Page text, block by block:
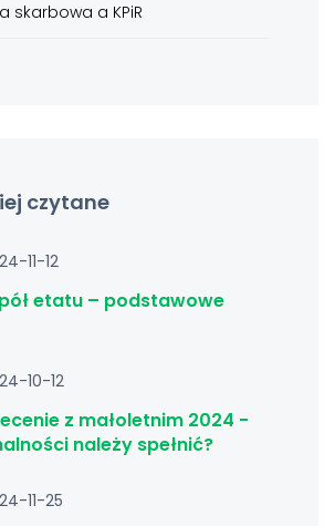
skarbowa a KPiR
czytane
11-12
etatu – podstawowe
10-12
z małoletnim 2024 -
należy spełnić?
11-25